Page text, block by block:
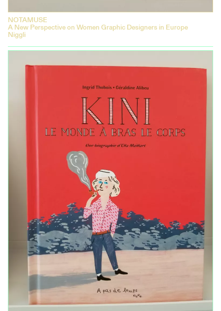
NOTAMUSE
A New Perspective on Women Graphic Designers in Europe
Niggli